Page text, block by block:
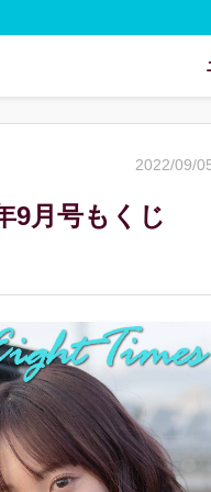
2022/09/
9月号もくじ